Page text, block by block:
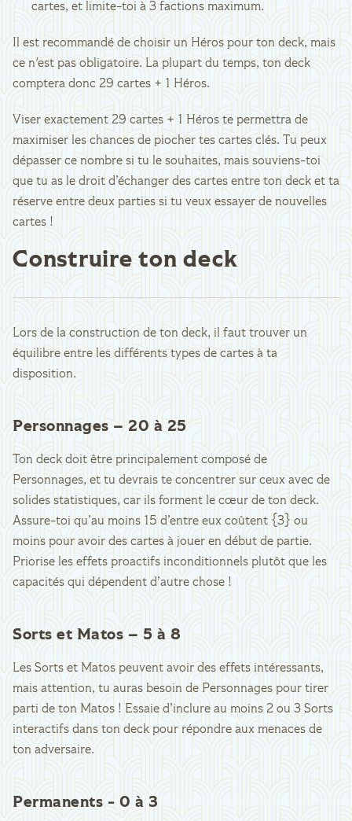
cartes, et limite-toi à 3 factions maximum.
Il est recommandé de choisir un Héros pour ton deck, mais
ce n'est pas obligatoire. La plupart du temps, ton deck
comptera donc 29 cartes + 1 Héros.
Viser exactement 29 cartes + 1 Héros te permettra de
maximiser les chances de piocher tes cartes clés. Tu peux
dépasser ce nombre si tu le souhaites, mais souviens-toi
que tu as le droit d’échanger des cartes entre ton deck et ta
réserve entre deux parties si tu veux essayer de nouvelles
cartes !
Construire ton deck
Lors de la construction de ton deck, il faut trouver un
équilibre entre les différents types de cartes à ta
disposition.
Personnages – 20 à 25
Ton deck doit être principalement composé de
Personnages, et tu devrais te concentrer sur ceux avec de
solides statistiques, car ils forment le cœur de ton deck.
Assure-toi qu’au moins 15 d’entre eux coûtent {3} ou
moins pour avoir des cartes à jouer en début de partie.
Priorise les effets proactifs inconditionnels plutôt que les
capacités qui dépendent d’autre chose !
Sorts et Matos – 5 à 8
Les Sorts et Matos peuvent avoir des effets intéressants,
mais attention, tu auras besoin de Personnages pour tirer
parti de ton Matos ! Essaie d’inclure au moins 2 ou 3 Sorts
interactifs dans ton deck pour répondre aux menaces de
ton adversaire.
Permanents - 0 à 3